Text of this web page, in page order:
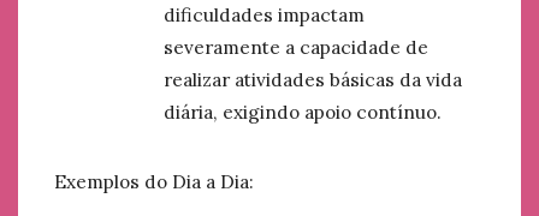
dificuldades impactam
severamente a capacidade de
realizar atividades básicas da vida
diária, exigindo apoio contínuo.
Exemplos do Dia a Dia: